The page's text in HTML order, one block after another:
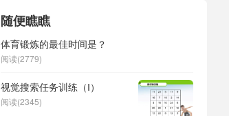
随便瞧瞧
体育锻炼的最佳时间是？
阅读(2779)
视觉搜索任务训练（Ⅰ）
阅读(2345)